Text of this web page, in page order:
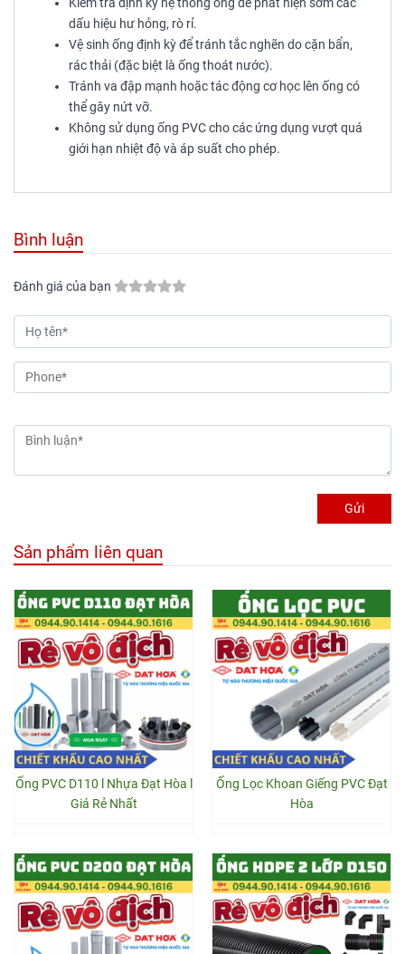
Kiểm tra định kỳ hệ thống ống để phát hiện sớm các
dấu hiệu hư hỏng, rò rỉ.
Vệ sinh ống định kỳ để tránh tắc nghẽn do cặn bẩn,
rác thải (đặc biệt là ống thoát nước).
Tránh va đập mạnh hoặc tác động cơ học lên ống có
thể gây nứt vỡ.
Không sử dụng ống PVC cho các ứng dụng vượt quá
giới hạn nhiệt độ và áp suất cho phép.
Bình luận
Đánh giá của bạn
Gửi
Sản phẩm liên quan
Ống PVC D110 l Nhựa Đạt Hòa l
Giá Rẻ Nhất
Ống Lọc Khoan Giếng PVC Đạt
Hòa